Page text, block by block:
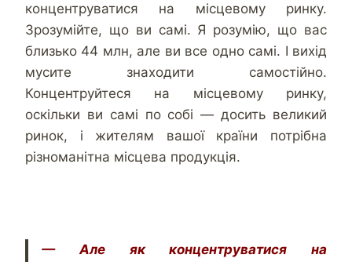
концентруватися на місцевому ринку.
Зрозумійте, що ви самі. Я розумію, що вас
близько 44 млн, але ви все одно самі. І вихід
мусите знаходити самостійно.
Концентруйтеся на місцевому ринку,
оскільки ви самі по собі — досить великий
ринок, і жителям вашої країни потрібна
різноманітна місцева продукція.
— Але як концентруватися на